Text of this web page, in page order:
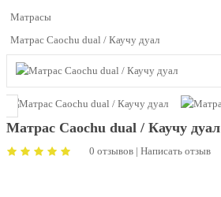
Матрасы
Матрас Caochu dual / Каучу дуал
Матрас Caochu dual / Каучу дуал
0 отзывов | Написать отзыв